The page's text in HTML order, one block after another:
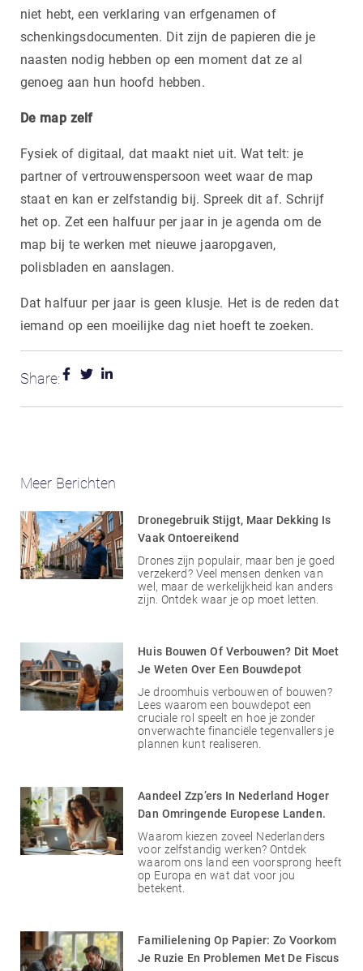
niet hebt, een verklaring van erfgenamen of
schenkingsdocumenten. Dit zijn de papieren die je
naasten nodig hebben op een moment dat ze al
genoeg aan hun hoofd hebben.
De map zelf
Fysiek of digitaal, dat maakt niet uit. Wat telt: je
partner of vertrouwenspersoon weet waar de map
staat en kan er zelfstandig bij. Spreek dit af. Schrijf
het op. Zet een halfuur per jaar in je agenda om de
map bij te werken met nieuwe jaaropgaven,
polisbladen en aanslagen.
Dat halfuur per jaar is geen klusje. Het is de reden dat
iemand op een moeilijke dag niet hoeft te zoeken.
Share:
Meer Berichten
Dronegebruik Stijgt, Maar Dekking Is
Vaak Ontoereikend
Drones zijn populair, maar ben je goed
verzekerd? Veel mensen denken van
wel, maar de werkelijkheid kan anders
zijn. Ontdek waar je op moet letten.
Huis Bouwen Of Verbouwen? Dit Moet
Je Weten Over Een Bouwdepot
Je droomhuis verbouwen of bouwen?
Lees waarom een bouwdepot een
cruciale rol speelt en hoe je zonder
onverwachte financiële tegenvallers je
plannen kunt realiseren.
Aandeel Zzp’ers In Nederland Hoger
Dan Omringende Europese Landen.
Waarom kiezen zoveel Nederlanders
voor zelfstandig werken? Ontdek
waarom ons land een voorsprong heeft
op Europa en wat dat voor jou
betekent.
Familielening Op Papier: Zo Voorkom
Je Ruzie En Problemen Met De Fiscus